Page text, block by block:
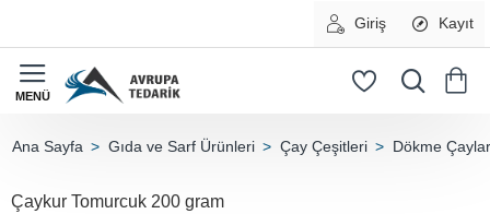
Giriş Kayıt
Gıda ve Sarf Ürünleri Çay Çeşitleri Dökme Çaylar
Çaykur Tomurcuk 200 gram